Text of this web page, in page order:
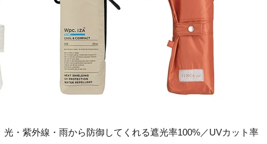
・紫外線・雨から防御してくれる遮光率100%／UVカット率